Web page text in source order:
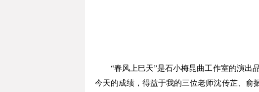
“春风上巳天”是石小梅昆曲工作室的演出品
今天的成绩，得益于我的三位老师沈传芷、俞